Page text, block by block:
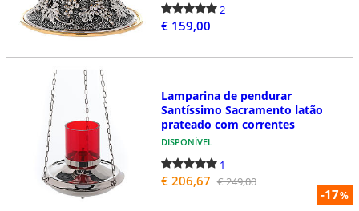
2
€ 159,00
-17%
Lamparina de pendurar
Santíssimo Sacramento latão
prateado com correntes
DISPONÍVEL
1
€ 206,67 € 249,00